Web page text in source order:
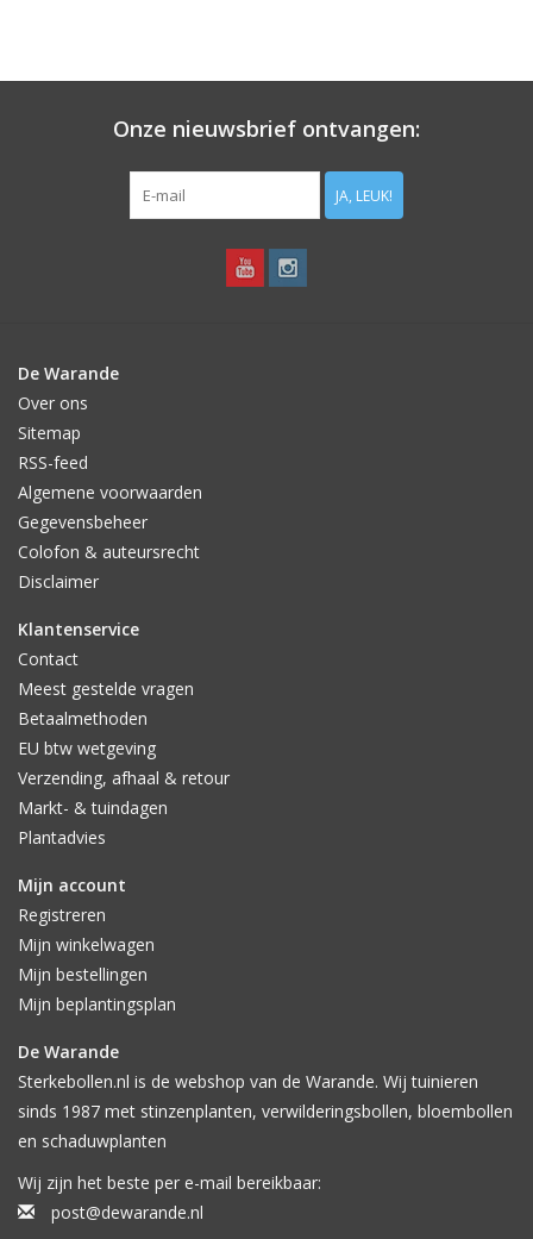
Onze nieuwsbrief ontvangen:
JA, LEUK!
De Warande
Over ons
Sitemap
RSS-feed
Algemene voorwaarden
Gegevensbeheer
Colofon & auteursrecht
Disclaimer
Klantenservice
Contact
Meest gestelde vragen
Betaalmethoden
EU btw wetgeving
Verzending, afhaal & retour
Markt- & tuindagen
Plantadvies
Mijn account
Registreren
Mijn winkelwagen
Mijn bestellingen
Mijn beplantingsplan
De Warande
Sterkebollen.nl is de webshop van de Warande. Wij tuinieren
sinds 1987 met stinzenplanten, verwilderingsbollen, bloembollen
en schaduwplanten
Wij zijn het beste per e-mail bereikbaar:
post@dewarande.nl